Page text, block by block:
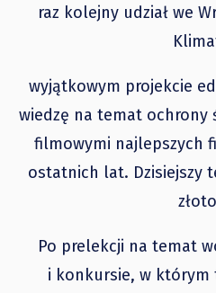
raz kolejny udział we
wyjątkowym projekcie
wiedzę na temat ochrony
filmowymi najlepszych
ostatnich lat. Dzisiejszy
Po prelekcji na temat
i konkursie, w którym